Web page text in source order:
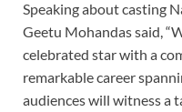
Speaking about casting
Geetu Mohandas said,
celebrated star with a
remarkable career
audiences will witness a